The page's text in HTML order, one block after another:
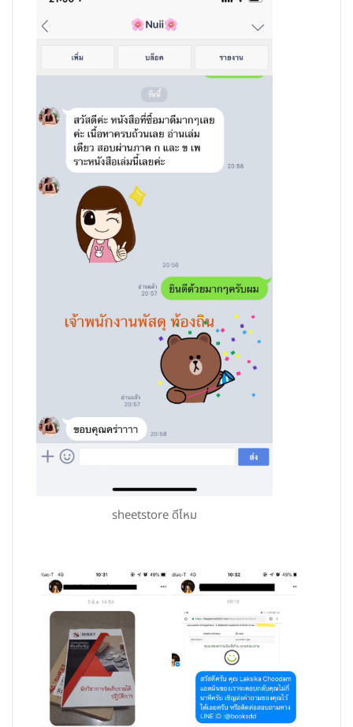
sheetstore ดีไหม